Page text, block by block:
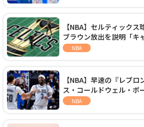
【NBA】セルティック
ブラウン放出を説明「キ
手に集中するチームでは
NBA
【NBA】早速の『レブ
ス・コールドウェル・ポ
ーズに1年契約で加入
NBA